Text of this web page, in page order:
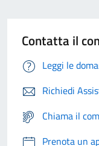
Contatta il
Leggi le
Richiedi
Chiama il
Prenota un